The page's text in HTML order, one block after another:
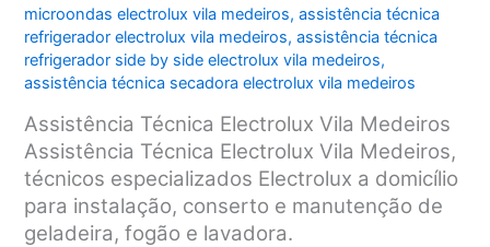
microondas electrolux vila medeiros,assistência técnica
refrigerador electrolux vila medeiros,assistência técnica
refrigerador side by side electrolux vila medeiros,
assistência técnica secadora electrolux vila medeiros
Assistência Técnica Electrolux Vila Medeiros
Assistência Técnica Electrolux Vila Medeiros,
técnicos especializados Electrolux a domicílio
para instalação, conserto e manutenção de
geladeira, fogão e lavadora.